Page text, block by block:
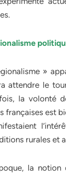
»
attendre le
la volonté
françaises est
rurales et
la notion